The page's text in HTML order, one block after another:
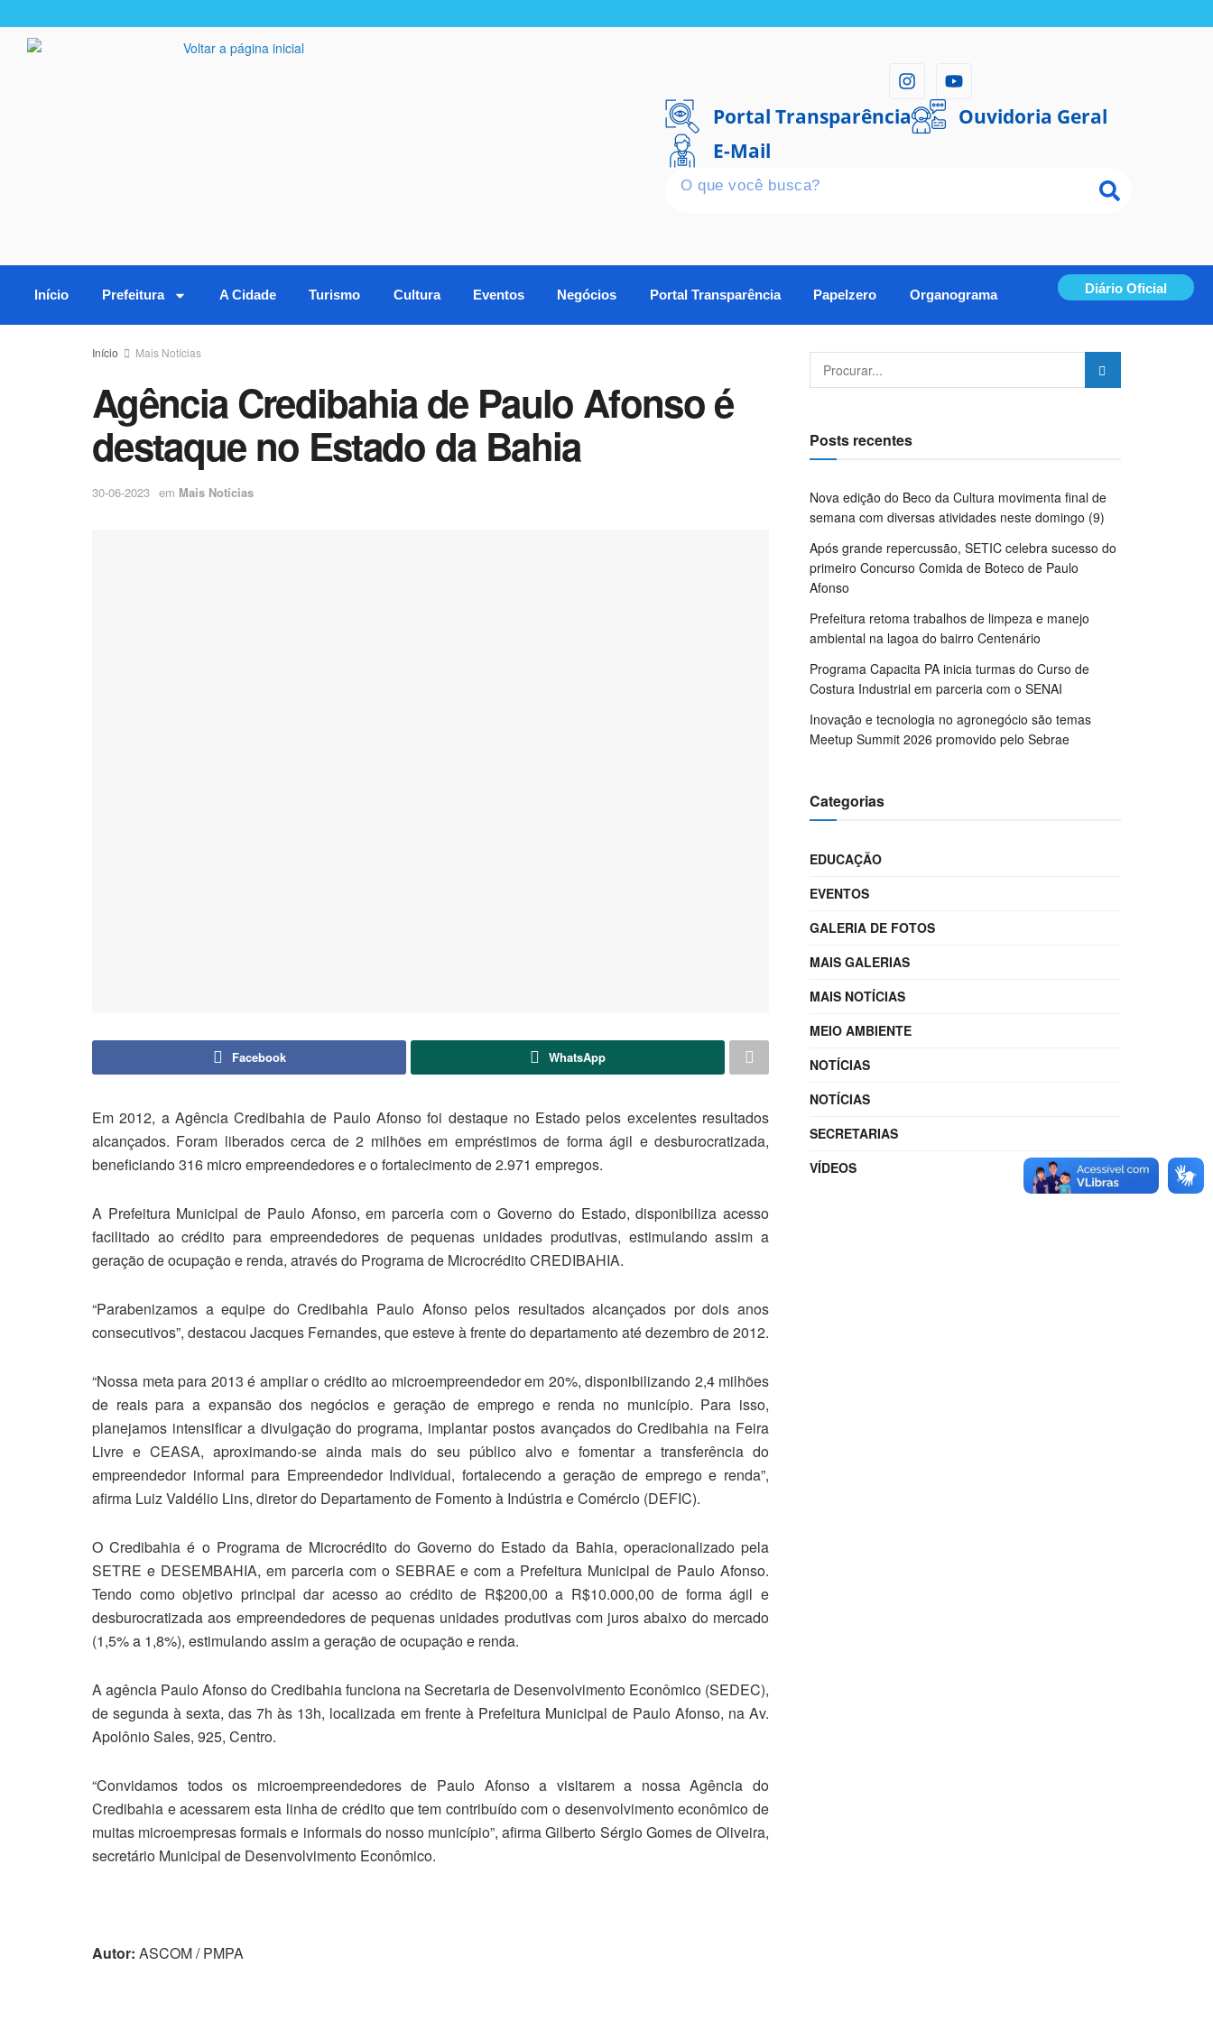
Portal Transparência
Ouvidoria Geral
E-Mail
Início Prefeitura A Cidade Turismo Cultura Eventos Negócios Portal Transparência Papelzero Organograma Diário Oficial
Início Mais Notícias
Agência Credibahia de Paulo Afonso é
destaque no Estado da Bahia
30-06-2023 em Mais Notícias
Facebook WhatsApp
Em 2012, a Agência Credibahia de Paulo Afonso foi destaque no Estado pelos excelentes resultados
alcançados. Foram liberados cerca de 2 milhões em empréstimos de forma ágil e desburocratizada,
beneficiando 316 micro empreendedores e o fortalecimento de 2.971 empregos.
A Prefeitura Municipal de Paulo Afonso, em parceria com o Governo do Estado, disponibiliza acesso
facilitado ao crédito para empreendedores de pequenas unidades produtivas, estimulando assim a
geração de ocupação e renda, através do Programa de Microcrédito CREDIBAHIA.
“Parabenizamos a equipe do Credibahia Paulo Afonso pelos resultados alcançados por dois anos
consecutivos”, destacou Jacques Fernandes, que esteve à frente do departamento até dezembro de 2012.
“Nossa meta para 2013 é ampliar o crédito ao microempreendedor em 20%, disponibilizando 2,4 milhões
de reais para a expansão dos negócios e geração de emprego e renda no município. Para isso,
planejamos intensificar a divulgação do programa, implantar postos avançados do Credibahia na Feira
Livre e CEASA, aproximando-se ainda mais do seu público alvo e fomentar a transferência do
empreendedor informal para Empreendedor Individual, fortalecendo a geração de emprego e renda”,
afirma Luiz Valdélio Lins, diretor do Departamento de Fomento à Indústria e Comércio (DEFIC).
O Credibahia é o Programa de Microcrédito do Governo do Estado da Bahia, operacionalizado pela
SETRE e DESEMBAHIA, em parceria com o SEBRAE e com a Prefeitura Municipal de Paulo Afonso.
Tendo como objetivo principal dar acesso ao crédito de R$200,00 a R$10.000,00 de forma ágil e
desburocratizada aos empreendedores de pequenas unidades produtivas com juros abaixo do mercado
(1,5% a 1,8%), estimulando assim a geração de ocupação e renda.
A agência Paulo Afonso do Credibahia funciona na Secretaria de Desenvolvimento Econômico (SEDEC),
de segunda à sexta, das 7h às 13h, localizada em frente à Prefeitura Municipal de Paulo Afonso, na Av.
Apolônio Sales, 925, Centro.
“Convidamos todos os microempreendedores de Paulo Afonso a visitarem a nossa Agência do
Credibahia e acessarem esta linha de crédito que tem contribuído com o desenvolvimento econômico de
muitas microempresas formais e informais do nosso município”, afirma Gilberto Sérgio Gomes de Oliveira,
secretário Municipal de Desenvolvimento Econômico.
Autor: ASCOM / PMPA
Posts recentes
Nova edição do Beco da Cultura movimenta final de
semana com diversas atividades neste domingo (9)
Após grande repercussão, SETIC celebra sucesso do
primeiro Concurso Comida de Boteco de Paulo
Afonso
Prefeitura retoma trabalhos de limpeza e manejo
ambiental na lagoa do bairro Centenário
Programa Capacita PA inicia turmas do Curso de
Costura Industrial em parceria com o SENAI
Inovação e tecnologia no agronegócio são temas
Meetup Summit 2026 promovido pelo Sebrae
Categorias
EDUCAÇÃO
EVENTOS
GALERIA DE FOTOS
MAIS GALERIAS
MAIS NOTÍCIAS
MEIO AMBIENTE
NOTÍCIAS
NOTÍCIAS
SECRETARIAS
VÍDEOS